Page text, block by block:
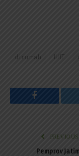
di rumah HIIT
Facebook
Pemprov